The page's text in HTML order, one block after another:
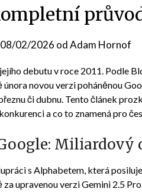
08/02/2026 odAdam Hornof
debutu v roce 2011. Podle
novou verzi poháněnou
či dubnu. Tento článek
a co to znamená pro
Miliardový
s Alphabetem, která
upravenou verzi Gemini 2.5